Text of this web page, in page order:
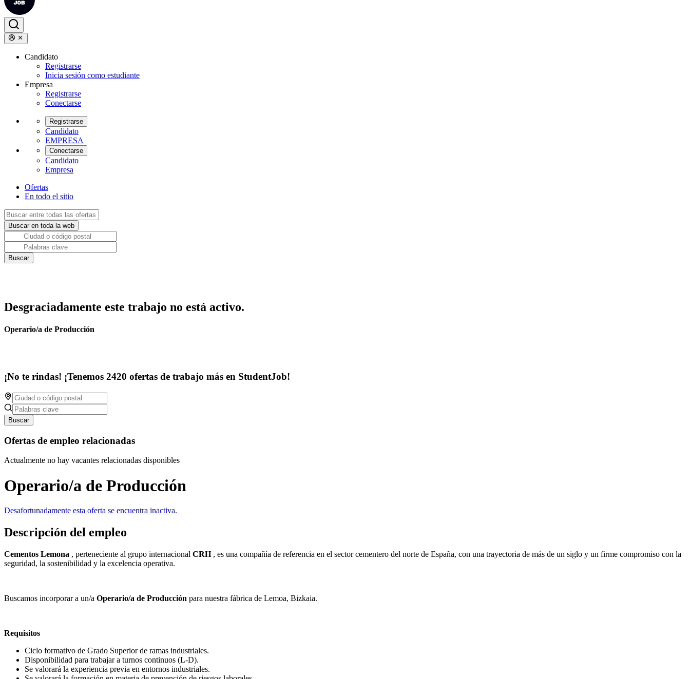
Candidato
Registrarse
Inicia sesión como estudiante
Empresa
Registrarse
Conectarse
Registrarse
Candidato
EMPRESA
Conectarse
Candidato
Empresa
Ofertas
En todo el sitio
Desgraciadamente este trabajo no está activo.
Operario/a de Producción
¡No te rindas! ¡Tenemos 2420 ofertas de trabajo más en StudentJob!
Buscar
Ofertas de empleo relacionadas
Actualmente no hay vacantes relacionadas disponibles
Operario/a de Producción
Desafortunadamente esta oferta se encuentra inactiva.
Descripción del empleo
Cementos Lemona , perteneciente al grupo internacional CRH , es una compañía de referencia en el sector cementero del norte de España, con una trayectoria de más de un siglo y un firme compromiso con la
seguridad, la sostenibilidad y la excelencia operativa.
Buscamos incorporar a un/a Operario/a de Producción para nuestra fábrica de Lemoa, Bizkaia.
Requisitos
Ciclo formativo de Grado Superior de ramas industriales.
Disponibilidad para trabajar a turnos continuos (L-D).
Se valorará la experiencia previa en entornos industriales.